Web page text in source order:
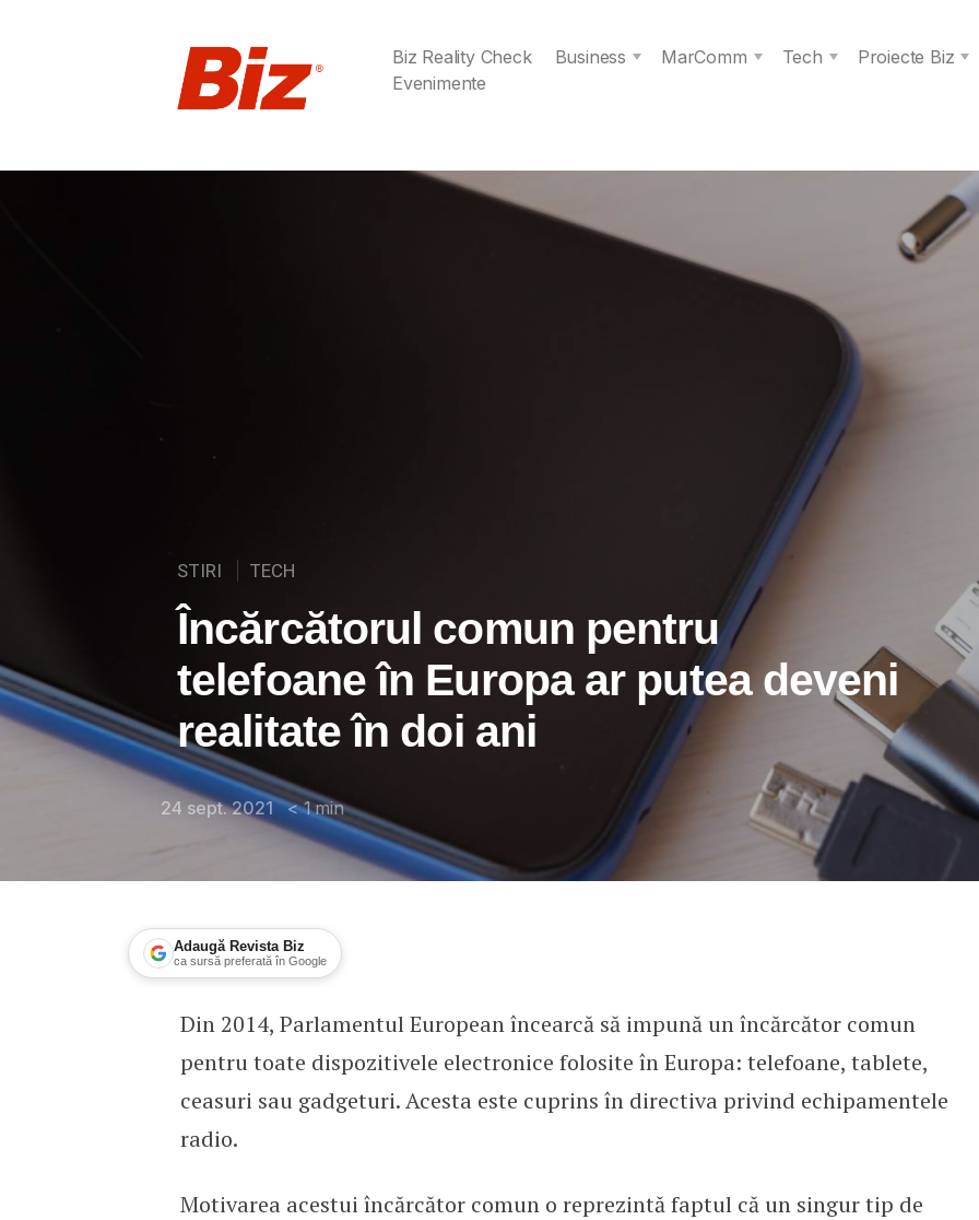
Biz Reality Check Business MarComm Tech
Proiecte Biz
Evenimente
STIRI TECH
Încărcătorul comun pentru
telefoane în Europa ar putea deveni
realitate în doi ani
24 sept. 2021 < 1min
Adaugă Revista Biz
ca sursă preferată în Google
Încărcătorul comun pentru telefoane în Europa ar
Din 2014, Parlamentul European încearcă să impună un încărcător comun
pentru toate dispozitivele electronice folosite în Europa: telefoane, tablete,
ceasuri sau gadgeturi. Acesta este cuprins în directiva privind echipamentele
radio.
Motivarea acestui încărcător comun o reprezintă faptul că un singur tip de